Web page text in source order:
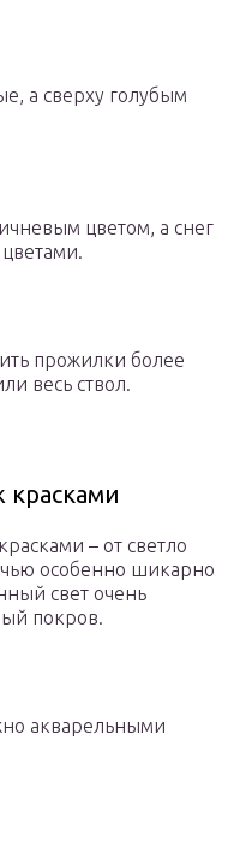
а сверху голубым
цветом, а снег
прожилки более
весь ствол.
– от светло
особенно шикарно
свет очень
покров.
акварельными